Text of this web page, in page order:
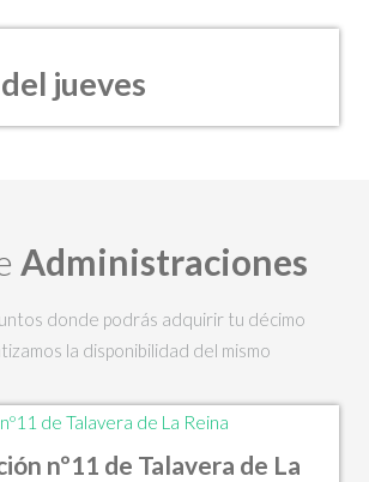
jueves
Administraciones
donde podrás adquirir tu décimo
la disponibilidad del mismo
nº11 de Talavera de La